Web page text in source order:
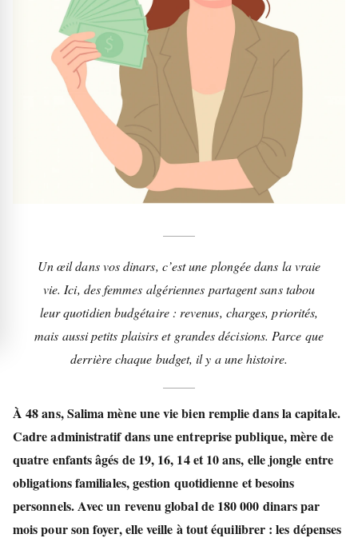
Un œil dans vos dinars, c’est une plongée dans la vraie
vie. Ici, des femmes algériennes partagent sans tabou
leur quotidien budgétaire : revenus, charges, priorités,
mais aussi petits plaisirs et grandes décisions. Parce que
derrière chaque budget, il y a une histoire.
À 48 ans,Salimamène une vie bien remplie dans la capitale.
Cadre administratif dans une entreprise publique, mère de
quatre enfantsâgés de 19, 16, 14 et 10 ans, elle jongle entre
obligations familiales, gestion quotidienne et besoins
personnels. Avec un revenu global de 180 000 dinars par
moispour son foyer, elle veille à tout équilibrer : les dépenses